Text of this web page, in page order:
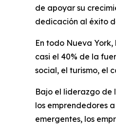
de apoyar su
dedicación al éxito
En todo Nueva
casi el 40% de la
social, el turismo, el
Bajo el liderazgo de
los emprendedores
emergentes, los